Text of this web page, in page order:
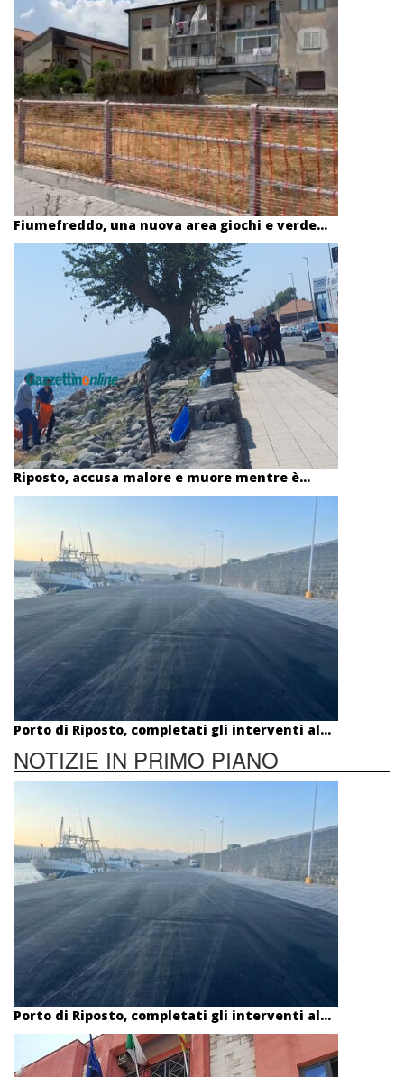
Fiumefreddo, una nuova area giochi e verde...
Riposto, accusa malore e muore mentre è...
Porto di Riposto, completati gli interventi al...
NOTIZIE IN PRIMO PIANO
Porto di Riposto, completati gli interventi al...